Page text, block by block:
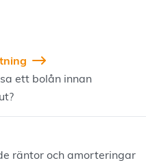
ett bolån innan
räntor och amorteringar